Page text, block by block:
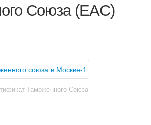
Союза (EAC)
Таможенного Союза